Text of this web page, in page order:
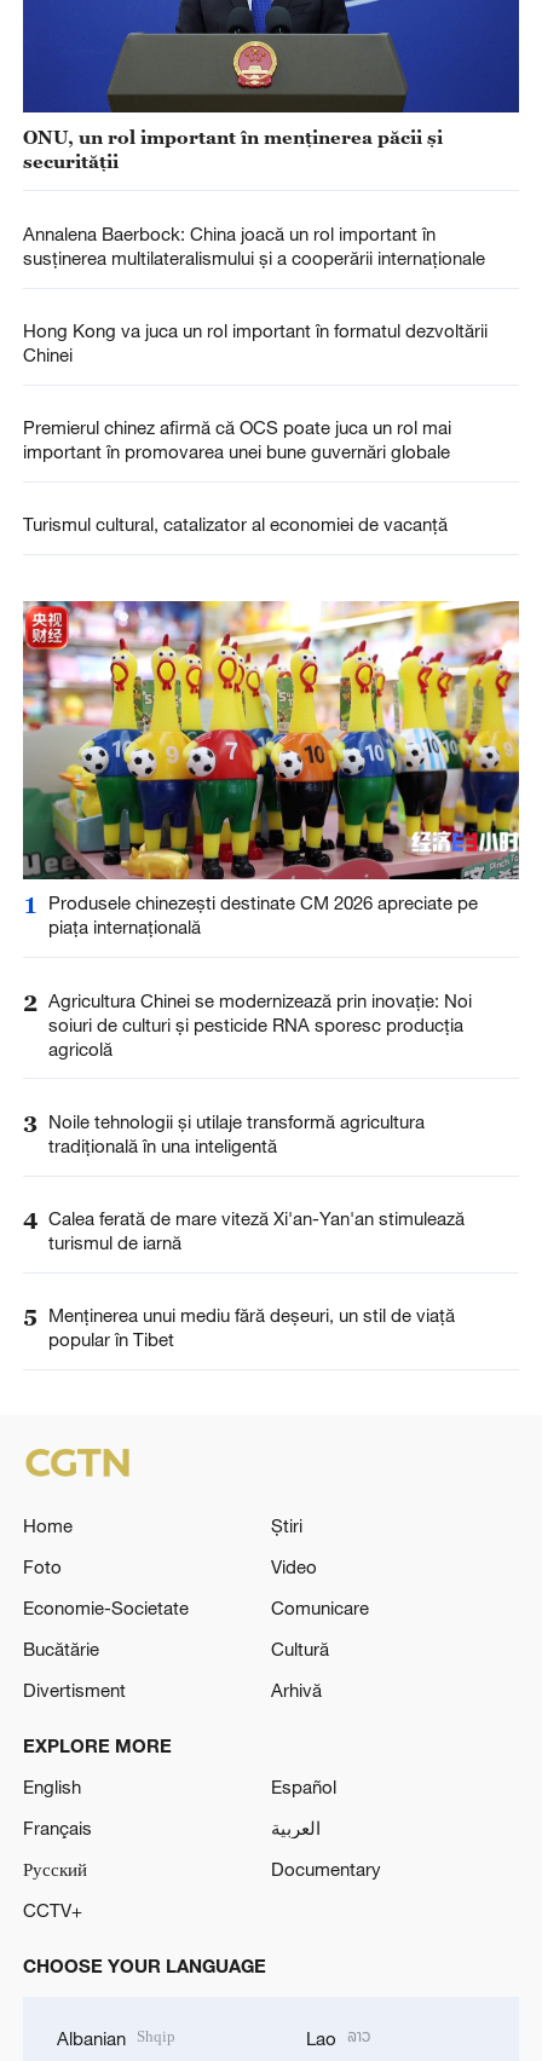
ONU, un rol important în menținerea păcii și
securității
Annalena Baerbock: China joacă un rol important în
susținerea multilateralismului și a cooperării internaționale
Hong Kong va juca un rol important în formatul dezvoltării
Chinei
Premierul chinez afirmă că OCS poate juca un rol mai
important în promovarea unei bune guvernări globale
Turismul cultural, catalizator al economiei de vacanță
1
Produsele chinezești destinate CM 2026 apreciate pe
piața internațională
2 Agricultura Chinei se modernizează prin inovație: Noi
soiuri de culturi și pesticide RNA sporesc producția
agricolă
3 Noile tehnologii și utilaje transformă agricultura
tradițională în una inteligentă
4 Calea ferată de mare viteză Xi'an-Yan'an stimulează
turismul de iarnă
5
Menținerea unui mediu fără deșeuri, un stil de viață
popular în Tibet
Home
Știri
Foto
Video
Economie-Societate
Comunicare
Bucătărie
Cultură
Divertisment
Arhivă
EXPLORE MORE
English
Español
Français
العربية
Русский
Documentary
CCTV+
CHOOSE YOUR LANGUAGE
Albanian Shqip Lao ລາວ